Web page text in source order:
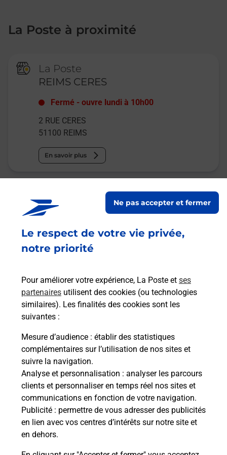
Le respect de votre vie privée,
notre priorité
Pour améliorer votre expérience, La Poste et ses
partenaires utilisent des cookies (ou technologies
similaires). Les finalités des cookies sont les
suivantes :
Mesure d’audience : établir des statistiques
complémentaires sur l’utilisation de nos sites et
suivre la navigation.
Analyse et personnalisation : analyser les parcours
clients et personnaliser en temps réel nos sites et
communications en fonction de votre navigation.
Publicité : permettre de vous adresser des publicités
en lien avec vos centres d’intérêts sur notre site et
en dehors.
Ne pas accepter et fermer
La Poste à proximité
La Poste
REIMS CERES
Fermé -ouvre lundi à 10h00
2 RUE CERES
51100 REIMS
En savoir plus
REIMS COEUR DE VILLE
Fermé- ouvre lundi à
10h00
103 RUE DE VESLE
En savoir plus
Malin !
La Poste
en ligne
Ouvert 24h/24
En savoir plus